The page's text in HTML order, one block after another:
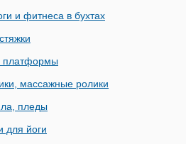
и фитнеса в бухтах
платформы
массажные ролики
пледы
для йоги